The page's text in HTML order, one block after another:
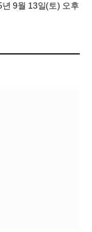
년 9월 13일(토) 오후